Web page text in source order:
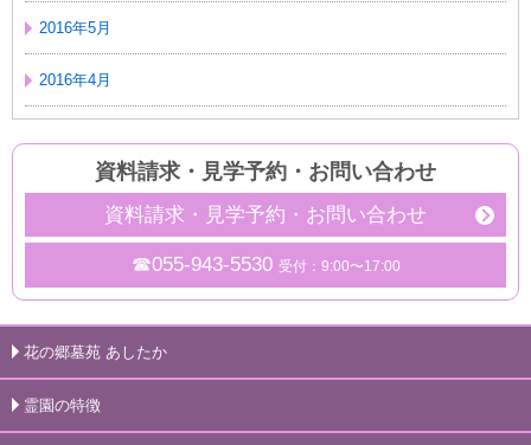
2016年5月
2016年4月
資料請求・見学予約 ・ お問い合わせ
資料請求・見学予約・お問い合わせ
☎055-943-5530 受付：9:00〜17:00
花の郷墓苑 あしたか
霊園の特徴